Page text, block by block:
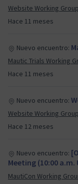
Hace 11 meses
Website Working Group
Hace 11 meses
Nuevo encuentro:
Mautic Trials Working
Hace 12 meses
Nuevo encuentro:
Website Working Group
Nuevo encuentro:
Meeting (10:00 a.m.
MautiCon Working